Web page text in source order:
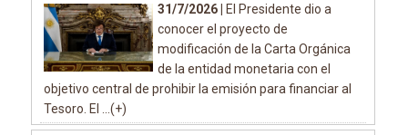
31/7/2026 |
El Presidente dio a
conocer el proyecto de
modificación de la Carta Orgánica
de la entidad monetaria con el
objetivo central de prohibir la emisión para financiar al
Tesoro. El ...(+)